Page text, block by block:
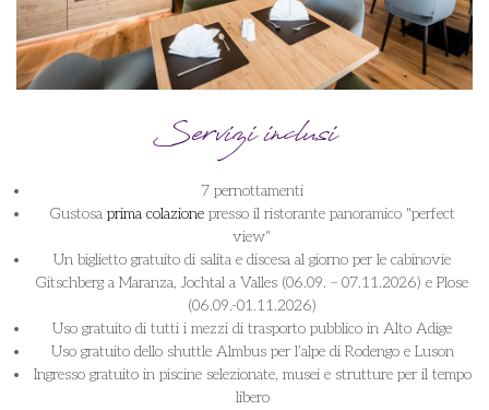
Servizi inclusi
7 pernottamenti
Gustosa prima colazionepresso il ristorante panoramico "perfect
view“
Un biglietto gratuito di salita e discesa al giorno per le cabinovie
Gitschberg a Maranza, Jochtal a Valles (06.09. – 07.11.2026) e Plose
(06.09.-01.11.2026)
Uso gratuito di tutti i mezzi di trasporto pubblico in Alto Adige
Uso gratuito dello shuttle Almbus per l’alpe di Rodengo e Luson
Ingresso gratuito in piscine selezionate, musei e strutture per il tempo
libero